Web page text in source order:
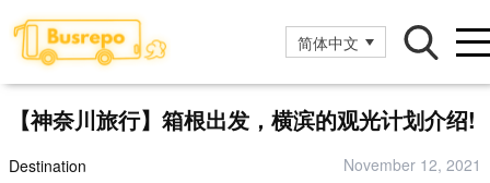
简体中文
【神奈川旅行】箱根出发，横滨的观光计划介绍!
Destination November 12, 2021